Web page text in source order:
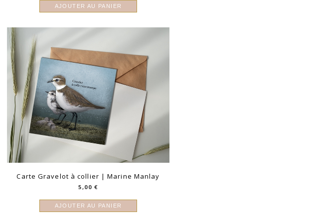
AJOUTER AU PANIER
Carte Gravelot à collier | Marine Manlay
5,00 €
AJOUTER AU PANIER